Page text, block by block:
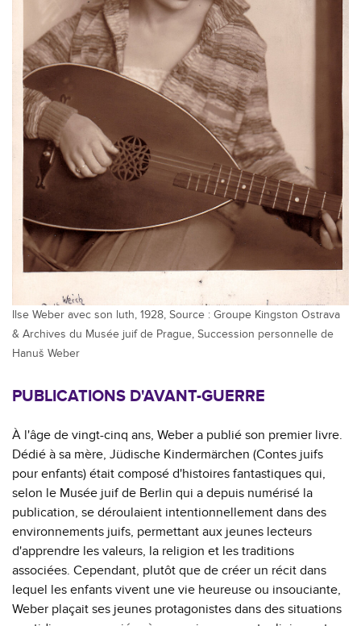
Ilse Weber avec son luth, 1928, Source : Groupe Kingston Ostrava
& Archives du Musée juif de Prague, Succession personnelle de
Hanuš Weber
PUBLICATIONS D'AVANT-GUERRE
À l'âge de vingt-cinq ans, Weber a publié son premier livre.
Dédié à sa mère, Jüdische Kindermärchen (Contes juifs
pour enfants) était composé d'histoires fantastiques qui,
selon le Musée juif de Berlin qui a depuis numérisé la
publication, se déroulaient intentionnellement dans des
environnements juifs, permettant aux jeunes lecteurs
d'apprendre les valeurs, la religion et les traditions
associées. Cependant, plutôt que de créer un récit dans
lequel les enfants vivent une vie heureuse ou insouciante,
Weber plaçait ses jeunes protagonistes dans des situations